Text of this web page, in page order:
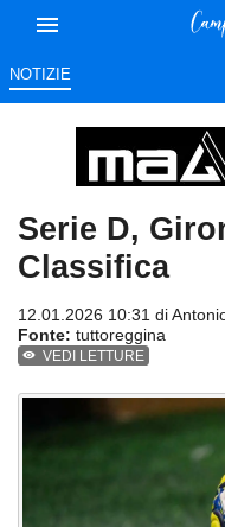
NOTIZIE
Serie D,
Classifica
12.01.2026 10:31 di
Fonte: tuttoreggina
VEDI LETTURE